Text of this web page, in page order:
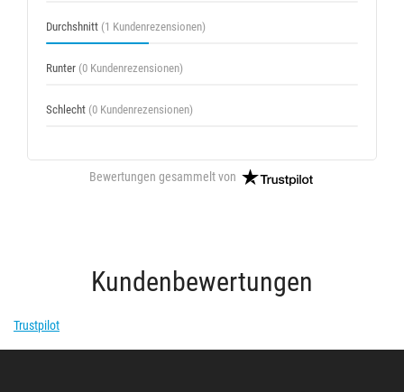
Durchshnitt (1 Kundenrezensionen)
Runter (0 Kundenrezensionen)
Schlecht (0 Kundenrezensionen)
Bewertungen gesammelt von
Kundenbewertungen
Trustpilot